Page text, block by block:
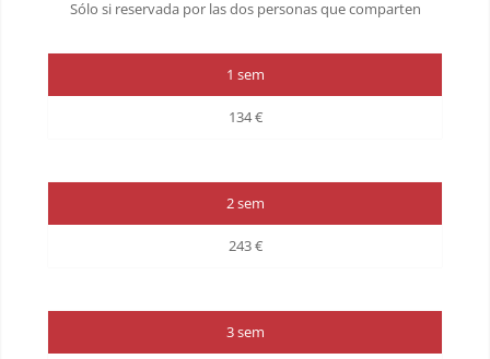
Sólo si reservada por las dos personas que comparten
1 sem
134 €
2 sem
243 €
3 sem